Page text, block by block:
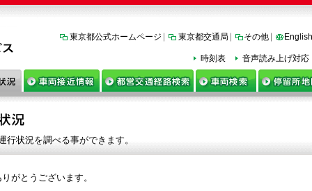
English
その他
東京都交通局
東京都公式ホームページ
音声読み上げ対応
時刻表
行状況を調べる事ができます。
がとうございます。